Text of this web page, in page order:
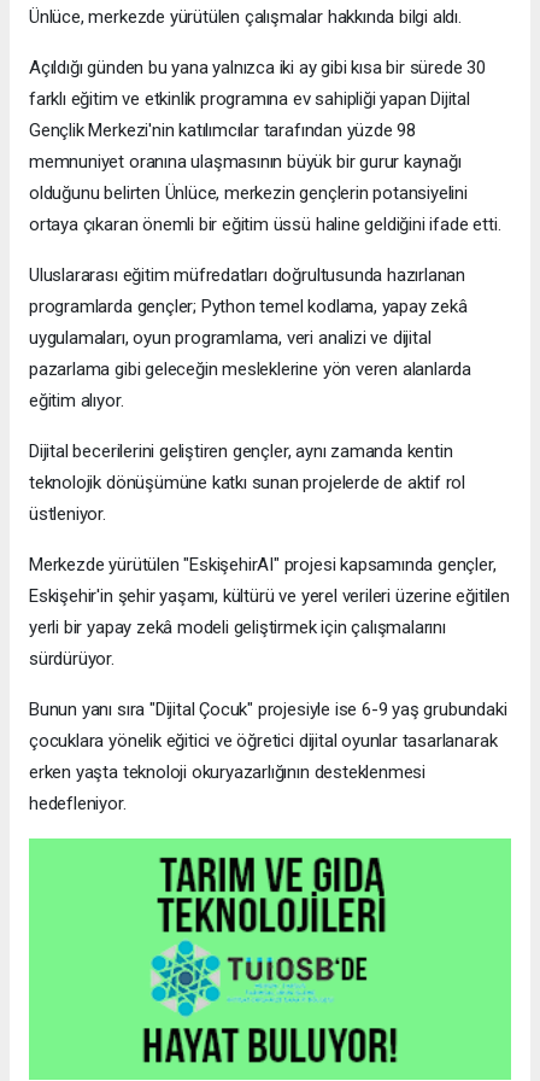
Ünlüce, merkezde yürütülen çalışmalar hakkında bilgi aldı.
Açıldığı günden bu yana yalnızca iki ay gibi kısa bir sürede 30
farklı eğitim ve etkinlik programına ev sahipliği yapan Dijital
Gençlik Merkezi'nin katılımcılar tarafından yüzde 98
memnuniyet oranına ulaşmasının büyük bir gurur kaynağı
olduğunu belirten Ünlüce, merkezin gençlerin potansiyelini
ortaya çıkaran önemli bir eğitim üssü haline geldiğini ifade etti.
Uluslararası eğitim müfredatları doğrultusunda hazırlanan
programlarda gençler; Python temel kodlama, yapay zekâ
uygulamaları, oyun programlama, veri analizi ve dijital
pazarlama gibi geleceğin mesleklerine yön veren alanlarda
eğitim alıyor.
Dijital becerilerini geliştiren gençler, aynı zamanda kentin
teknolojik dönüşümüne katkı sunan projelerde de aktif rol
üstleniyor.
Merkezde yürütülen "EskişehirAI" projesi kapsamında gençler,
Eskişehir'in şehir yaşamı, kültürü ve yerel verileri üzerine eğitilen
yerli bir yapay zekâ modeli geliştirmek için çalışmalarını
sürdürüyor.
Bunun yanı sıra "Dijital Çocuk" projesiyle ise 6-9 yaş grubundaki
çocuklara yönelik eğitici ve öğretici dijital oyunlar tasarlanarak
erken yaşta teknoloji okuryazarlığının desteklenmesi
hedefleniyor.